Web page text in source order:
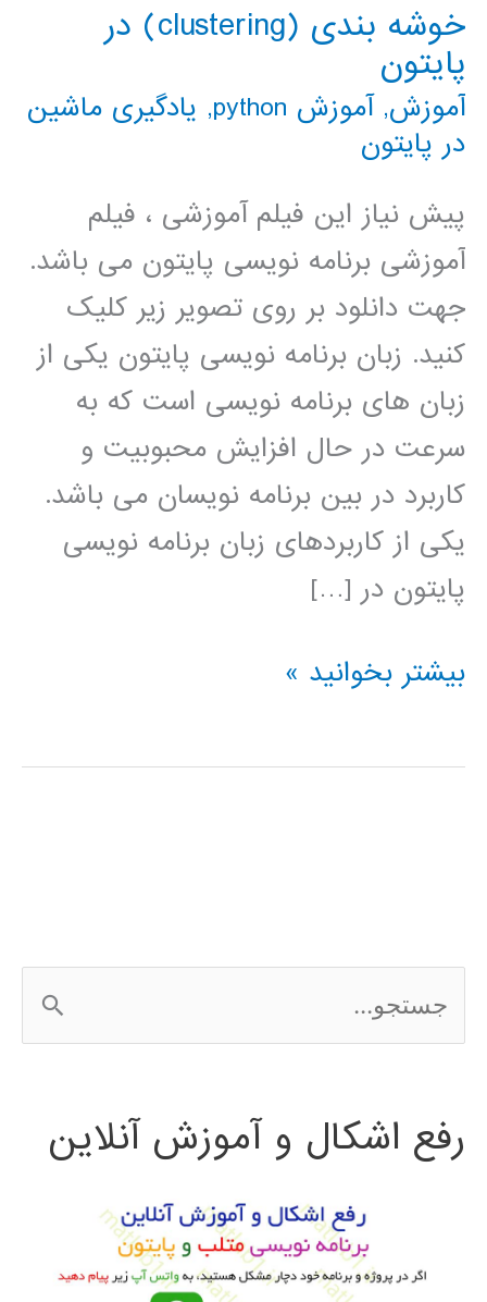
خوشه بندی (clustering) در
پایتون
آموزش,آموزش python , یادگیری ماشین
در پایتون
پیش نیاز این فیلم آموزشی ، فیلم
آموزشی برنامه نویسی پایتون می باشد.
جهت دانلود بر روی تصویر زیر کلیک
کنید. زبان برنامه نویسی پایتون یکی از
زبان های برنامه نویسی است که به
سرعت در حال افزایش محبوبیت و
کاربرد در بین برنامه نویسان می باشد.
یکی از کاربردهای زبان برنامه نویسی
پایتون در […]
خوشه
(clustering)
بیشتر بخوانید »
س
ج
رفع اشکال و آموزش آنلاین